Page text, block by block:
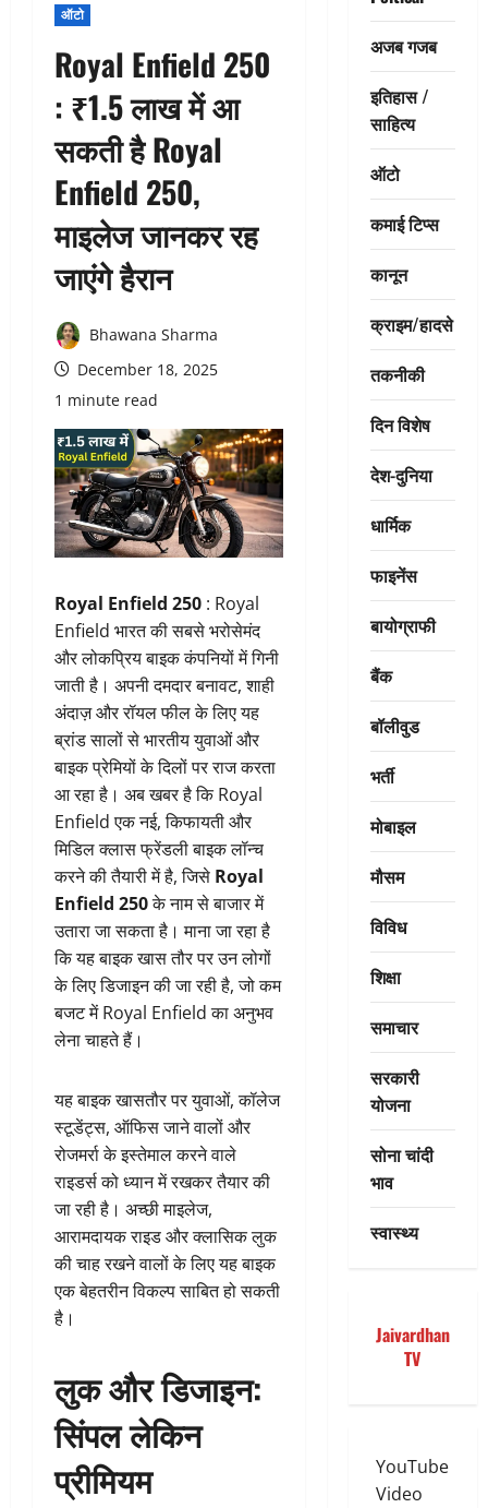
ऑटो
Royal Enfield 250
: ₹1.5 लाख में आ
सकती है Royal
Enfield 250,
माइलेज जानकर रह
जाएंगे हैरान
Bhawana Sharma
December 18, 2025
1 minute read
Royal Enfield 250 : Royal
Enfield भारत की सबसे भरोसेमंद
और लोकप्रिय बाइक कंपनियों में गिनी
जाती है। अपनी दमदार बनावट, शाही
अंदाज़ और रॉयल फील के लिए यह
ब्रांड सालों से भारतीय युवाओं और
बाइक प्रेमियों के दिलों पर राज करता
आ रहा है। अब खबर है कि Royal
Enfield एक नई, किफायती और
मिडिल क्लास फ्रेंडली बाइक लॉन्च
करने की तैयारी में है, जिसे Royal
Enfield 250के नाम से बाजार में
उतारा जा सकता है। माना जा रहा है
कि यह बाइक खास तौर पर उन लोगों
के लिए डिजाइन की जा रही है, जो कम
बजट में Royal Enfield का अनुभव
लेना चाहते हैं।
यह बाइक खासतौर पर युवाओं, कॉलेज
स्टूडेंट्स, ऑफिस जाने वालों और
रोजमर्रा के इस्तेमाल करने वाले
राइडर्स को ध्यान में रखकर तैयार की
जा रही है। अच्छी माइलेज,
आरामदायक राइड और क्लासिक लुक
की चाह रखने वालों के लिए यह बाइक
एक बेहतरीन विकल्प साबित हो सकती
है।
लुक और डिजाइन:
सिंपल लेकिन
प्रीमियम
अजब गजब
इतिहास /
साहित्य
ऑटो
कमाई टिप्स
कानून
क्राइम/हादसे
तकनीकी
दिन विशेष
देश-दुनिया
धार्मिक
फाइनेंस
बायोग्राफी
बैंक
बॉलीवुड
भर्ती
मोबाइल
मौसम
विविध
शिक्षा
समाचार
सरकारी
योजना
सोना चांदी
भाव
स्वास्थ्य
Jaivardhan
TV
YouTube
Video